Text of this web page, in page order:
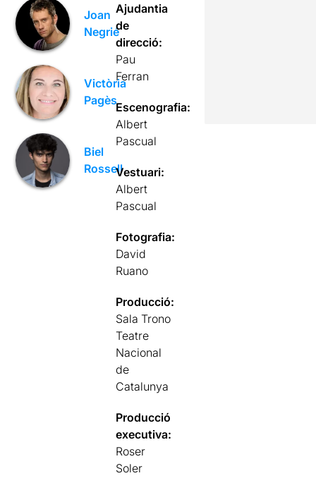
Joan
Negrié
Victòria
Pagès
Biel
Rossell
Ajudantia
de
direcció:
Pau
Ferran
Escenografia:
Albert
Pascual
Vestuari:
Albert
Pascual
Fotografia:
David
Ruano
Producció:
Sala Trono
Teatre
Nacional
de
Catalunya
Producció
executiva:
Roser
Soler